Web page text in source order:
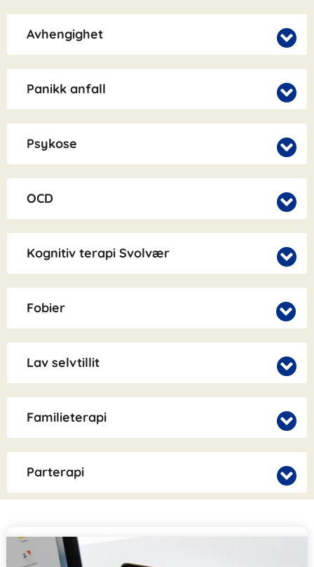
Avhengighet
Panikk anfall
Psykose
OCD
Kognitiv terapi Svolvær
Fobier
Lav selvtillit
Familieterapi
Parterapi